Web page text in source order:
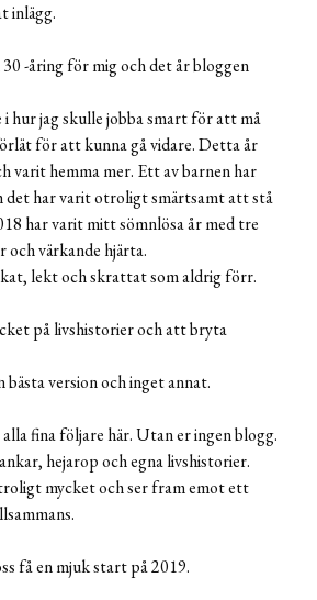
inlägg.
-åring för mig och det år bloggen
hur jag skulle jobba smart för att må
för att kunna gå vidare. Detta år
varit hemma mer. Ett av barnen har
det har varit otroligt smärtsamt att stå
har varit mitt sömnlösa år med tre
värkande hjärta.
lekt och skrattat som aldrig förr.
på livshistorier och att bryta
bästa version och inget annat.
fina följare här. Utan er ingen blogg.
hejarop och egna livshistorier.
mycket och ser fram emot ett
få en mjuk start på 2019.